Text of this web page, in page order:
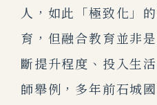
人，如此「極致化」
育，但融合教育並非
斷提升程度、投入生
師舉例，多年前石城